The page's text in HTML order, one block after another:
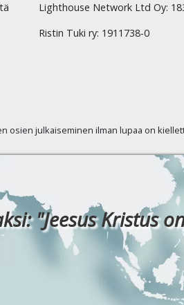
Lighthouse Network Ltd Oy:
Ristin Tuki ry: 1911738-0
osien julkaiseminen ilman lupaa on
"Jeesus Kristus